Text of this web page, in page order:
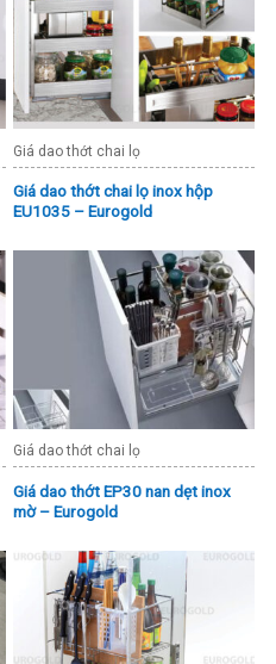
Giá dao thớt chai lọ
Giá dao thớt chai lọ inox hộp
EU1035 – Eurogold
Giá dao thớt chai lọ
Giá dao thớt EP30 nan dẹt inox
mờ – Eurogold